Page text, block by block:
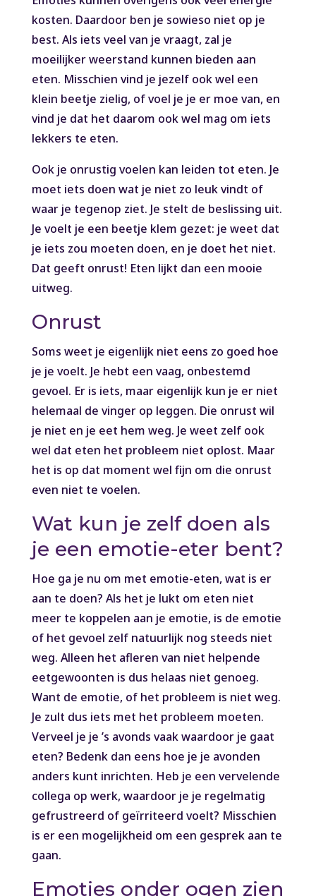
kosten. Daardoor ben je sowieso niet op je
best. Als iets veel van je vraagt, zal je
moeilijker weerstand kunnen bieden aan
eten. Misschien vind je jezelf ook wel een
klein beetje zielig, of voel je je er moe van, en
vind je dat het daarom ook wel mag om iets
lekkers te eten.
Ook je onrustig voelen kan leiden tot eten. Je
moet iets doen wat je niet zo leuk vindt of
waar je tegenop ziet. Je stelt de beslissing uit.
Je voelt je een beetje klem gezet: je weet dat
je iets zou moeten doen, en je doet het niet.
Dat geeft onrust! Eten lijkt dan een mooie
uitweg.
Onrust
Soms weet je eigenlijk niet eens zo goed hoe
je je voelt. Je hebt een vaag, onbestemd
gevoel. Er is iets, maar eigenlijk kun je er niet
helemaal de vinger op leggen. Die onrust wil
je niet en je eet hem weg. Je weet zelf ook
wel dat eten het probleem niet oplost. Maar
het is op dat moment wel fijn om die onrust
even niet te voelen.
Wat kun je zelf doen als
je een emotie-eter bent?
Hoe ga je nu om met emotie-eten, wat is er
aan te doen? Als het je lukt om eten niet
meer te koppelen aan je emotie, is de emotie
of het gevoel zelf natuurlijk nog steeds niet
weg. Alleen het afleren van niet helpende
eetgewoonten is dus helaas niet genoeg.
Want de emotie, of het probleem is niet weg.
Je zult dus iets met het probleem moeten.
Verveel je je ’s avonds vaak waardoor je gaat
eten? Bedenk dan eens hoe je je avonden
anders kunt inrichten. Heb je een vervelende
collega op werk, waardoor je je regelmatig
gefrustreerd of geïrriteerd voelt? Misschien
is er een mogelijkheid om een gesprek aan te
gaan.
Emoties onder ogen zien